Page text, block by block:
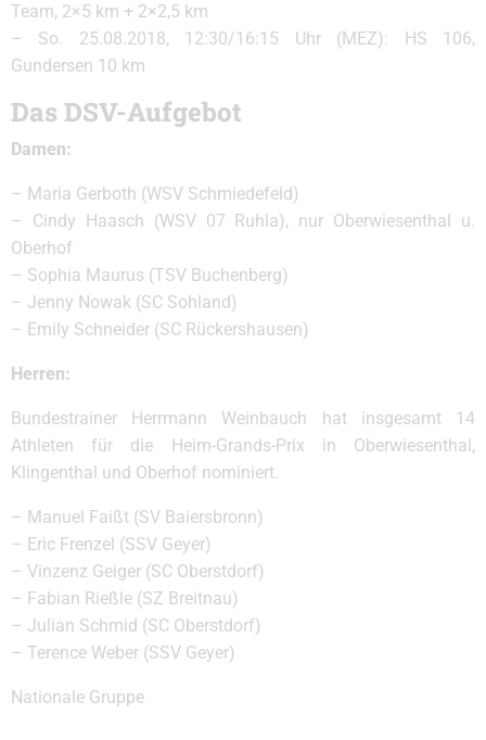
Team, 2×5 km + 2×2,5 km
– So. 25.08.2018, 12:30/16:15 Uhr (MEZ): HS 106,
Gundersen 10 km
Das DSV-Aufgebot
Damen:
– Maria Gerboth (WSV Schmiedefeld)
– Cindy Haasch (WSV 07 Ruhla), nur Oberwiesenthal u.
Oberhof
– Sophia Maurus (TSV Buchenberg)
– Jenny Nowak (SC Sohland)
– Emily Schneider (SC Rückershausen)
Herren:
Bundestrainer Herrmann Weinbauch hat insgesamt 14
Athleten für die Heim-Grands-Prix in Oberwiesenthal,
Klingenthal und Oberhof nominiert.
– Manuel Faißt (SV Baiersbronn)
– Eric Frenzel (SSV Geyer)
– Vinzenz Geiger (SC Oberstdorf)
– Fabian Rießle (SZ Breitnau)
– Julian Schmid (SC Oberstdorf)
– Terence Weber (SSV Geyer)
Nationale Gruppe